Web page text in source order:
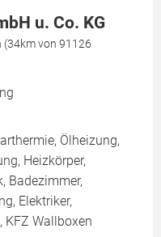
u. Co. KG
(34km von 91126
Ölheizung,
Heizkörper,
Badezimmer,
Elektriker,
KFZ Wallboxen